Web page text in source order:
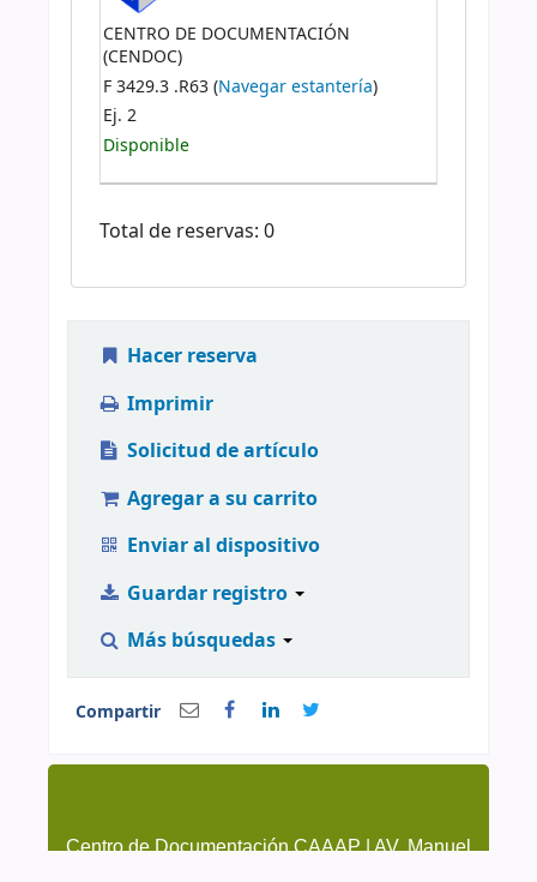
CENTRO DE DOCUMENTACIÓN
(CENDOC)
F 3429.3 .R63 (Navegar estantería)
Ej. 2
Disponible
Total de reservas: 0
Hacer reserva
Imprimir
Solicitud de artículo
Agregar a su carrito
Enviar al dispositivo
Guardar registro
Más búsquedas
Compartir
Centro de Documentación CAAAP | AV. Manuel